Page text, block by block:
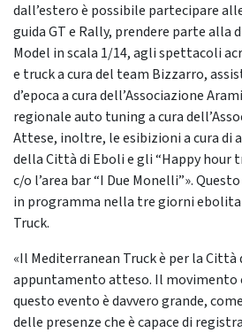
dall’estero è possibile partecipare
guida GT e Rally, prendere parte alla
Model in scala 1/14, agli spettacoli
e truck a cura del team Bizzarro,
d’epoca a cura dell’Associazione
regionale auto tuning a cura
Attese, inoltre, le esibizioni a cura di
della Città di Eboli e gli “Happy hour
c/o l’area bar “I Due Monelli”».
in programma nella tre giorni
Truck.
«Il Mediterranean Truck è per la Città
appuntamento atteso. Il movimento
questo evento è davvero grande,
delle presenze che è capace di